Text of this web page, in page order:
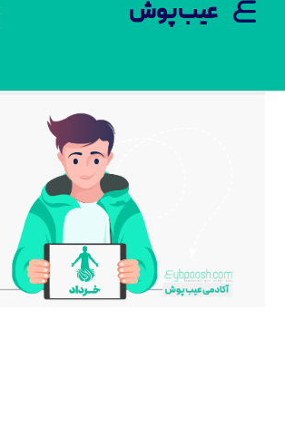
عیب پوش